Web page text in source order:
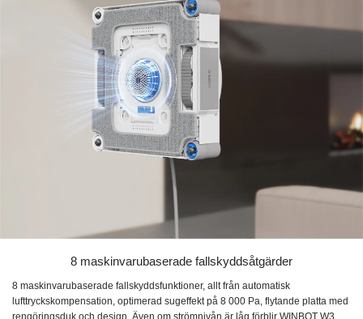
8 maskinvarubaserade fallskyddsåtgärder
8 maskinvarubaserade fallskyddsfunktioner, allt från automatisk
lufttryckskompensation, optimerad sugeffekt på 8 000 Pa, flytande platta med
rengöringsduk och design. Även om strömnivån är låg förblir WINBOT W3